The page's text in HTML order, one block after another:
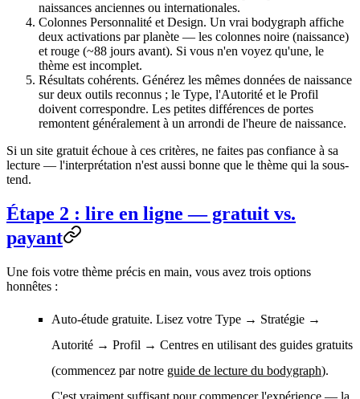
naissances anciennes ou internationales.
Colonnes Personnalité et Design. Un vrai bodygraph affiche
deux activations par planète — les colonnes noire (naissance)
et rouge (~88 jours avant). Si vous n'en voyez qu'une, le
thème est incomplet.
Résultats cohérents. Générez les mêmes données de naissance
sur deux outils reconnus ; le Type, l'Autorité et le Profil
doivent correspondre. Les petites différences de portes
remontent généralement à un arrondi de l'heure de naissance.
Si un site gratuit échoue à ces critères, ne faites pas confiance à sa
lecture — l'interprétation n'est aussi bonne que le thème qui la sous-
tend.
Étape 2 : lire en ligne — gratuit vs.
payant
Une fois votre thème précis en main, vous avez trois options
honnêtes :
Auto-étude gratuite. Lisez votre Type → Stratégie →
Autorité → Profil → Centres en utilisant des guides gratuits
(commencez par notre guide de lecture du bodygraph).
C'est vraiment suffisant pour commencer l'expérience — la